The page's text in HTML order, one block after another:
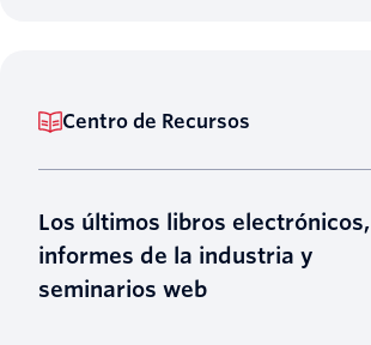
Centro de Recursos
Los últimos libros electrónicos,
informes de la industria y
seminarios web